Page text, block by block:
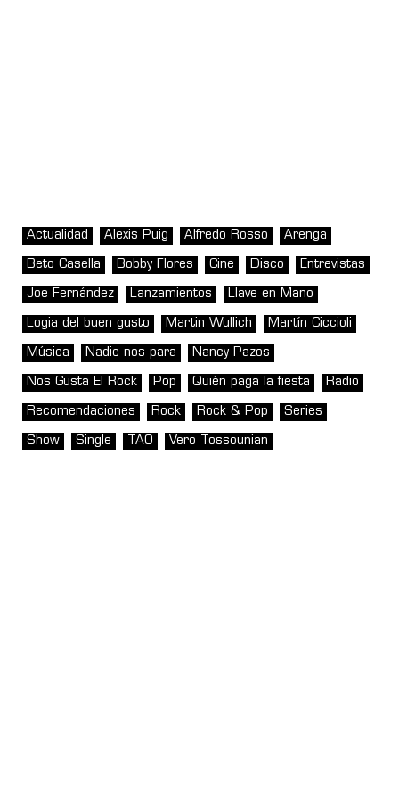
Actualidad Alexis Puig Alfredo Rosso Arenga
Beto Casella Bobby Flores Cine Disco Entrevistas
Joe Fernández Lanzamientos Llave en Mano
Logia del buen gusto Martin Wullich Martín Ciccioli
Música Nadie nos para Nancy Pazos
Nos Gusta El Rock Pop Quién paga la fiesta Radio
Recomendaciones Rock Rock & Pop Series
Show Single TAO Vero Tossounian